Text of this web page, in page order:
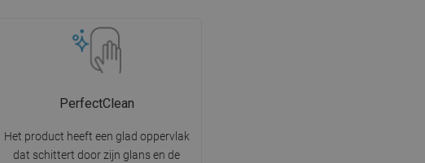
PerfectClean
Het product heeft een glad oppervlak
dat schittert door zijn glans en de